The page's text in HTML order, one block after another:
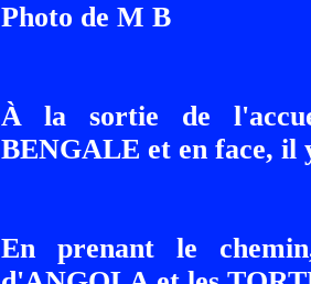
Photo de M B
À la sortie de
BENGALE et en face, il
En prenant le